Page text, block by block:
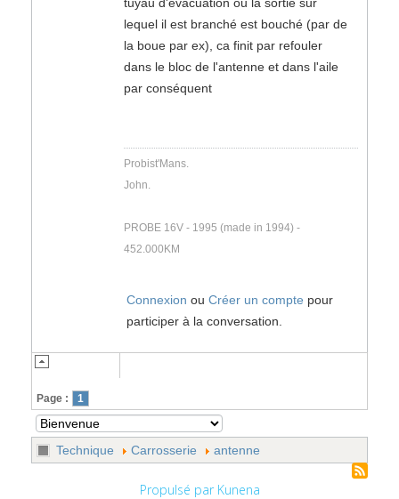
lequel il est branché est bouché (par de
la boue par ex), ca finit par refouler
dans le bloc de l'antenne et dans l'aile
par conséquent
Probist'Mans.
John.
PROBE 16V - 1995 (made in 1994) -
452.000KM
Connexion ou Créer un compte pour
participer à la conversation.
Page : 1
Technique Carrosserie antenne
Propulsé par Kunena